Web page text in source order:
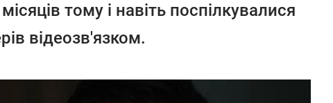
тому і навіть поспілкувалися
відеозв'язком.